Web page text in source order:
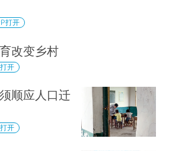
打开
改变乡村
开
顺应人口迁
开